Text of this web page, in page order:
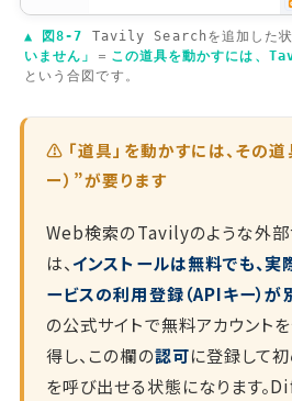
▲ 図8-7 Tavily Searchを追加した状
いません」
＝ この道具を動かすには、
という合図です。
⚠️ 「道具」を動かすには、その
ー）”が要ります
Web検索のTavilyのような外部
は、 インストールは無料でも、
ービスの利用登録（APIキー）
の公式サイトで無料アカウント
得し、この欄の認可に登録して
を呼び出せる状態になります。